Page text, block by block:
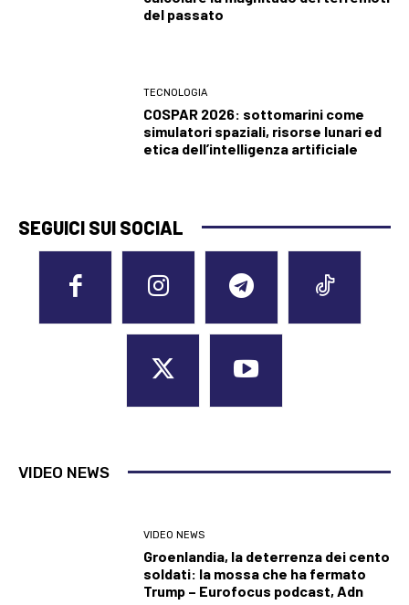
del passato
TECNOLOGIA
COSPAR 2026: sottomarini come
simulatori spaziali, risorse lunari ed
etica dell’intelligenza artificiale
SEGUICI SUI SOCIAL
VIDEO NEWS
VIDEO NEWS
Groenlandia, la deterrenza dei cento
soldati: la mossa che ha fermato
Trump – Eurofocus podcast, Adn